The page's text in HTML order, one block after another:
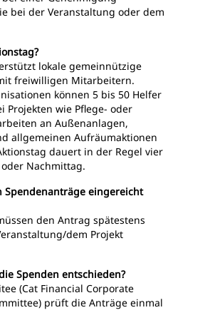
bei der Veranstaltung oder dem
lokale gemeinnützige
freiwilligen Mitarbeitern.
können 5 bis 50 Helfer
Projekten wie Pflege- oder
an Außenanlagen,
allgemeinen Aufräumaktionen
dauert in der Regel vier
Nachmittag.
Spendenanträge eingereicht
den Antrag spätestens
dem Projekt
Spenden entschieden?
(Cat Financial Corporate
prüft die Anträge einmal